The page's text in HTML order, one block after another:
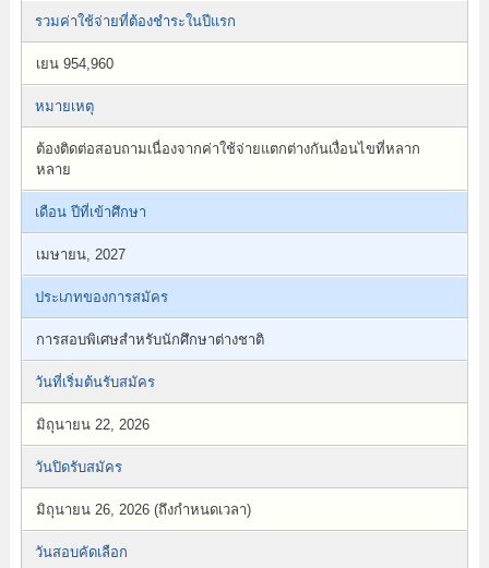
รวมค่าใช้จ่ายที่ต้องชำระในปีแรก
เยน 954,960
หมายเหตุ
ต้องติดต่อสอบถามเนื่องจากค่าใช้จ่ายแตกต่างกันเงื่อนไขที่หลาก
หลาย
เดือน ปีที่เข้าศึกษา
เมษายน, 2027
ประเภทของการสมัคร
การสอบพิเศษสำหรับนักศึกษาต่างชาติ
วันที่เริ่มต้นรับสมัคร
มิถุนายน 22, 2026
วันปิดรับสมัคร
มิถุนายน 26, 2026 (ถึงกำหนดเวลา)
วันสอบคัดเลือก